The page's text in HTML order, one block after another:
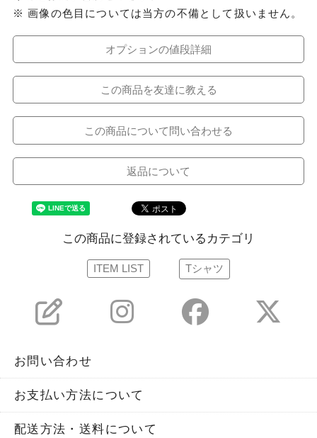
※ 画像の色目については当方の不備として扱いません。
オプションの値段詳細
この商品を友達に教える
この商品について問い合わせる
返品について
この商品に登録されているカテゴリ
ITEM LIST Tシャツ
お問い合わせ
お支払い方法について
配送方法・送料について